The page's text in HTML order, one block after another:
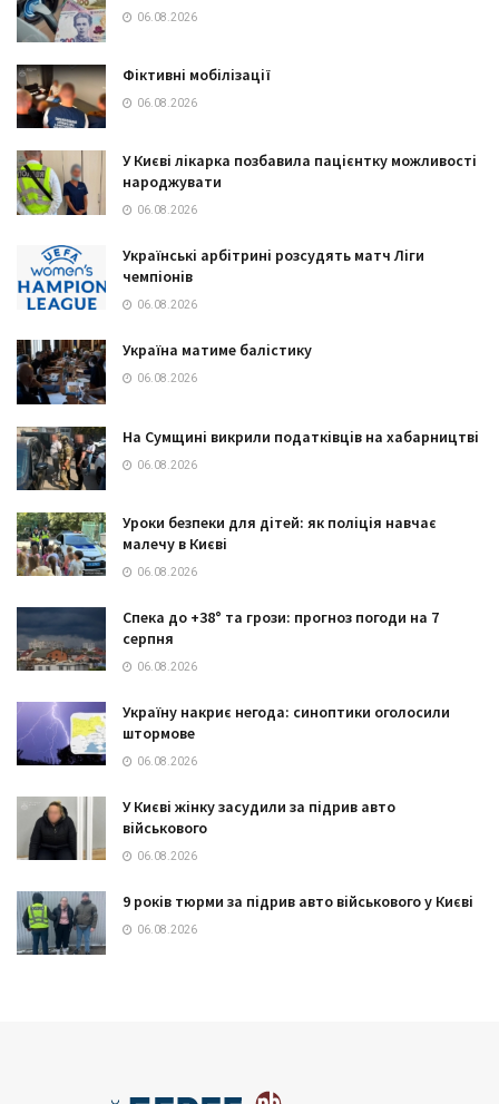
06.08.2026
Фіктивні мобілізації
06.08.2026
У Києві лікарка позбавила пацієнтку можливості
народжувати
06.08.2026
Українські арбітрині розсудять матч Ліги
чемпіонів
06.08.2026
Україна матиме балістику
06.08.2026
На Сумщині викрили податківців на хабарництві
06.08.2026
Уроки безпеки для дітей: як поліція навчає
малечу в Києві
06.08.2026
Спека до +38° та грози: прогноз погоди на 7
серпня
06.08.2026
Україну накриє негода: синоптики оголосили
штормове
06.08.2026
У Києві жінку засудили за підрив авто
військового
06.08.2026
9 років тюрми за підрив авто військового у Києві
06.08.2026